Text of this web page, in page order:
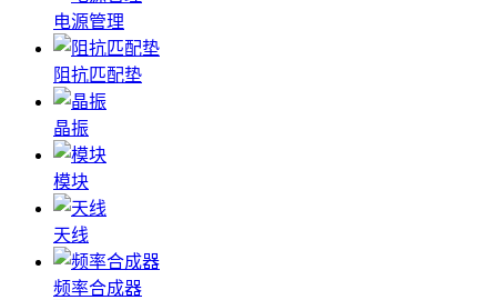
电源管理
阻抗匹配垫
晶振
模块
天线
频率合成器